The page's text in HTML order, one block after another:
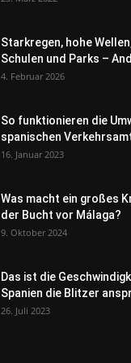
Starkregen, hohe
Schulen und Parks –
4. Februar 2026
So funktionieren die
spanischen
16. Januar 2023
Was macht ein großes
der Bucht vor Málaga?
9. Oktober 2024
Das ist die
Spanien die Blitzer
26. Juli 2023